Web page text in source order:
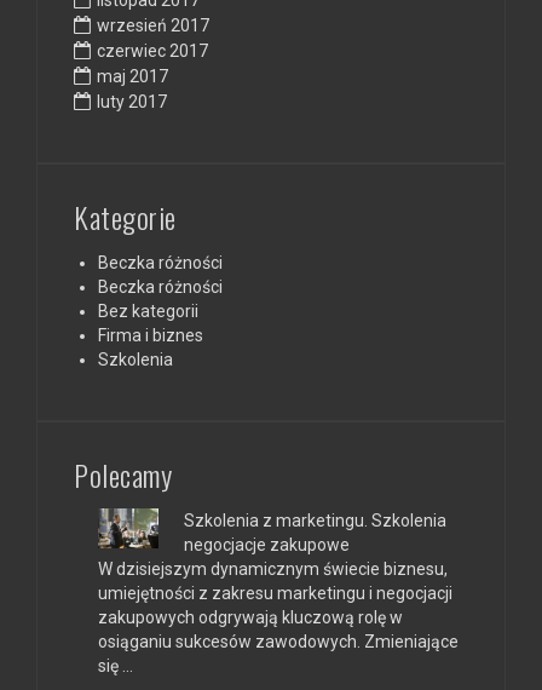
wrzesień 2017
czerwiec 2017
maj 2017
luty 2017
Kategorie
Beczka różności
Beczka różności
Bez kategorii
Firma i biznes
Szkolenia
Polecamy
Szkolenia z marketingu. Szkolenia
negocjacje zakupowe
W dzisiejszym dynamicznym świecie biznesu,
umiejętności z zakresu marketingu i negocjacji
zakupowych odgrywają kluczową rolę w
osiąganiu sukcesów zawodowych. Zmieniające
się …